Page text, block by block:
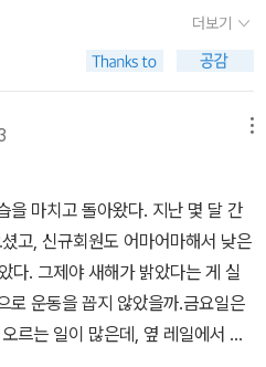
가기 어려운 것처럼 말이죠. 오늘 소
쟁에서 들리지 않는 목소리, 그러
와 언론의 왜곡에 가려져 잘 들리
의 삶과 꿈에 대한 이야기라 할 수
다. “저 멀리, 텔레비
들은 더는 가슴이 두근거리거나 슬
다. -어제 하루에만 백 명도 넘게
포를 쏘았다나 봐요. -어쩌자고
. -어차피 이럴 거면 한 번에 다 쏟
명이었고, 어느 날은 백오십 명이
가는 게 다행이 아닌가 싶을 정도다.
는 중이다. 지금도 학교다.큰 아
는 반납했다.둘째가 누나 때문에
가고.동네에 피어 있는 산수유,
.나 또한 토요일에는 늘어지게 늦
다주느라 1년간 늦잠은 안녕이다.
읽을 시간이 없다.그나마 아침독
을 이어가고 있다. 엊그제 우연히
새끼개>의 작가 박기범 씨가 글을
들고 왔다.제목은 <그 꿈들>이
마주보며 아무런 허락없이 사진을
들에게 지인에게서 얻어들은 화
감상에 들어갔는데...친구들 마음
친구들은 이구동성으로 서로에
하는 단계에 들어갔다. 화가에게
터를 통해서 사는 것이라는 친구A
터의 명함을 얻어가지고 왔다. 건
구B는 전시회 그림중 <열갱이>그
생 그림구입을 해본 적이 없은 처
적고 낯설어서 망설이기만 했다.
가 서두르자 친구B가 번호를 누르
더보기
마치고 돌아왔다. 지난 몇 달 간
고, 신규회원도 어마어마해서 낮은
다. 그제야 새해가 밝았다는 게 실
로 운동을 꼽지 않았을까.금요일은
르는 일이 많은데, 옆 레일에서 40